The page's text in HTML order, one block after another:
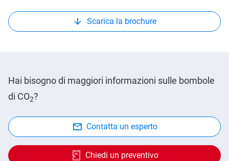
Scarica la brochure
Hai bisogno di maggiori informazioni sulle bombole
di CO2?
Contatta un esperto
Chiedi un preventivo